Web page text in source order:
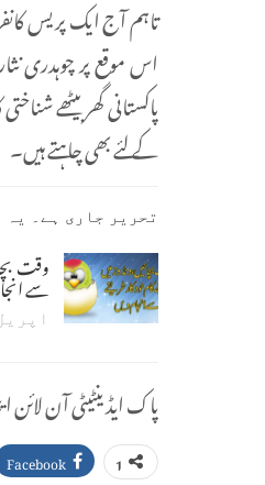
اس موقع پر چوہدری
پاکستانی گھر بیٹھے
کے لئے بھی چاہتے ہیں۔
تحریر جاری ہے۔ یہ
وقت
سے
اپریل 21، 2014
پاک ایڈینٹیٹی آن
1
Facebook